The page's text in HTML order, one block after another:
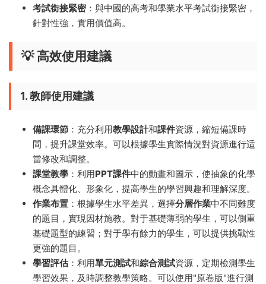
考試銜接緊密：與中國的高考和學業水平考試銜接緊密，
針對性強，實用價值高。
💡 高效使用建議
1. 教師使用建議
備課環節 ：充分利用教學設計和課件資源，縮短備課時
間，提升課堂效率。可以根據學生實際情況對資源進行适
當修改和調整。
課堂教學 ：利用PPT課件中的動畫和圖示，使抽象的化學
概念具體化、形象化，提高學生的學習興趣和理解深度。
作業布置 ：根據學生水平差異，選擇分層作業中不同難度
的題目，實現因材施教。對于基礎薄弱的學生，可以側重
基礎題型的練習；對于學有餘力的學生，可以提供挑戰性
更強的題目。
學習評估：利用單元測試和綜合測試資源，定期檢測學生
學習效果，及時調整教學策略。可以使用"原卷版"進行測